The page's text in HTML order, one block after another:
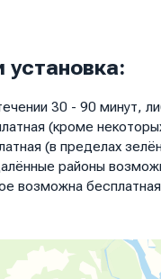
установка:
30 - 90 минут,
(кроме
(в пределах
районы
возможна